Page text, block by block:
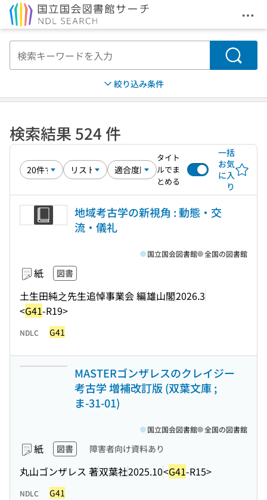
メ
検索
絞り込み条件
検索結果 524 件
タイト
ルでま
とめる
一括
お気
に入
り
地域考古学の新視角 : 動態・交
流・儀礼
紙 図書
土生田純之先生追悼事業会 編雄山閣2026.3
<G41-R19>
国立国会図書館 全国の図書館
NDLC G41
MASTERゴンザレスのクレイジー
考古学 増補改訂版 (双葉文庫 ;
ま-31-01)
紙 図書 障害者向け資料あり
丸山ゴンザレス 著双葉社2025.10<G41-R15>
国立国会図書館 全国の図書館
NDLC G41